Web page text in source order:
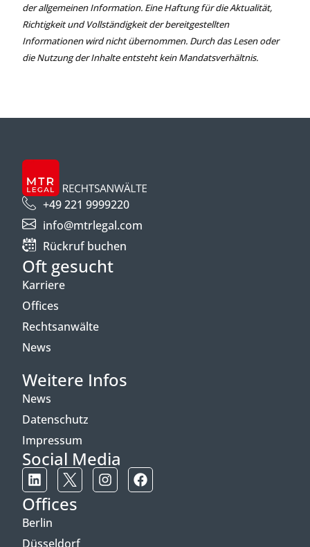
der allgemeinen Information. Eine Haftung für die Aktualität,
Richtigkeit und Vollständigkeit der bereitgestellten
Informationen wird nicht übernommen. Durch das Lesen oder
die Nutzung der Inhalte entsteht kein Mandatsverhältnis.
+49 221 9999220
info@mtrlegal.com
Rückruf buchen
Oft gesucht
Karriere
Offices
Rechtsanwälte
News
Weitere Infos
News
Datenschutz
Impressum
Social Media
Offices
Berlin
Düsseldorf